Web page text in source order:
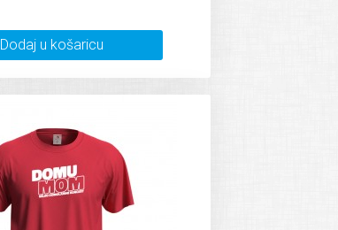
Dodaj u košaricu